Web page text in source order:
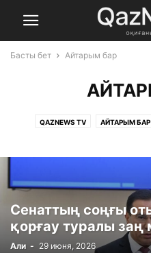
Басты бет Айтарым бар
QAZNEWS TV АЙТАРЫМ БАР
КЕЛ, ТАЛҚЫЛАЙЫҚ!
СПОРТ
Сенаттың соңғы
қорғау туралы заң
Али - 29 июня, 2026